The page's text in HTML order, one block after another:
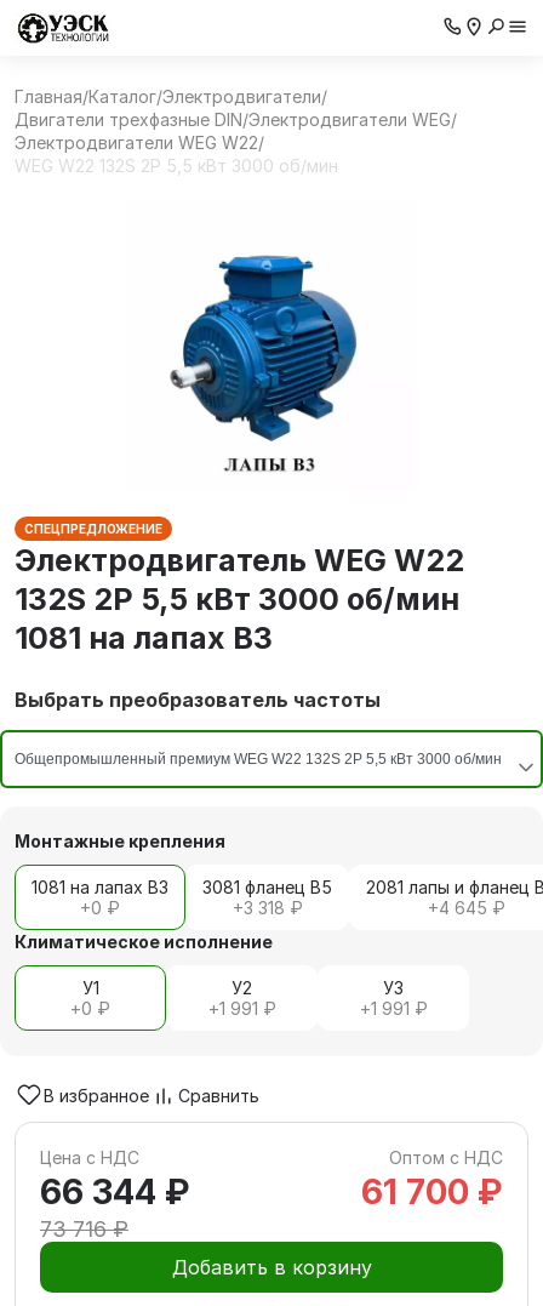
Главная/Каталог/Электродвигатели/
Двигатели трехфазные DIN/Электродвигатели WEG/
Электродвигатели WEG W22/
WEG W22 132S 2P 5,5 кВт 3000 об/мин
СПЕЦПРЕДЛОЖЕНИЕ
Электродвигатель WEG W22
132S 2P 5,5 кВт 3000 об/мин
1081 на лапах В3
Выбрать преобразователь частоты
Монтажные крепления
1081 на лапах В3
+0 ₽
3081 фланец В5
+3 318 ₽
2081 лапы и фланец
+4 645 ₽
Климатическое исполнение
У1
+0 ₽
У2
+1 991 ₽
У3
+1 991 ₽
В избранное Сравнить
Цена с НДС Оптом с НДС
66 344 ₽
73 716 ₽
61 700 ₽
Добавить в корзину